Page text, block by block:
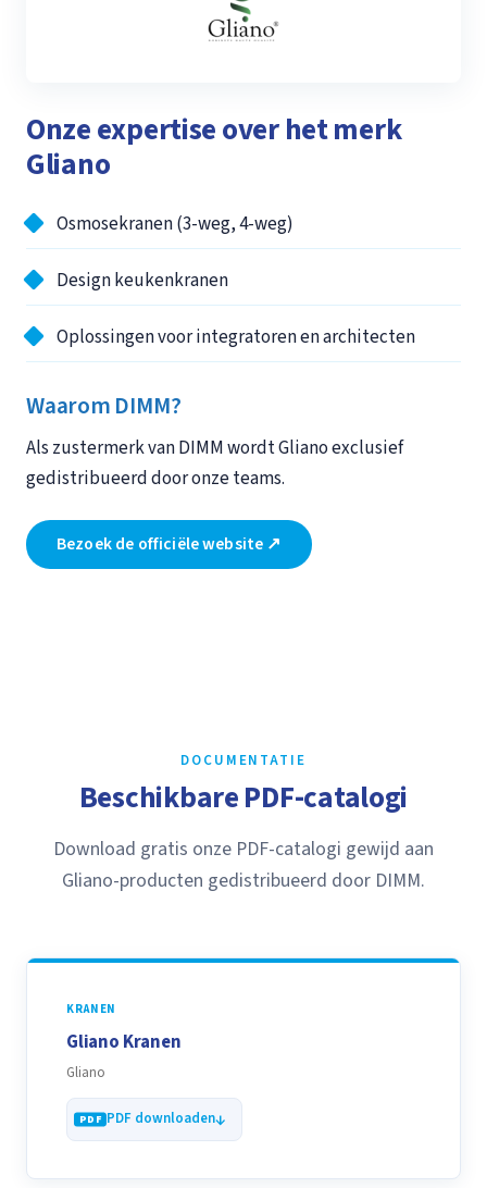
Onze expertise over het merk
Gliano
Osmosekranen (3-weg, 4-weg)
Design keukenkranen
Oplossingen voor integratoren en architecten
Waarom DIMM?
Als zustermerk van DIMM wordt Gliano exclusief
gedistribueerd door onze teams.
Bezoek de officiële website ↗
DOCUMENTATIE
Beschikbare PDF-catalogi
Download gratis onze PDF-catalogi gewijd aan
Gliano-producten gedistribueerd door DIMM.
KRANEN
Gliano Kranen
Gliano
PDF downloaden